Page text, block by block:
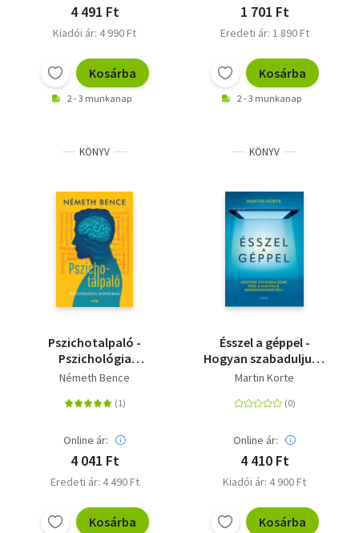
4 491 Ft
Kiadói ár: 4 990 Ft
Kosárba
2 - 3 munkanap
1 701 Ft
Eredeti ár: 1 890 Ft
Kosárba
2 - 3 munkanap
KÖNYV
Pszichotalpaló -
Pszichológia
dióhéjban
Németh Bence
Online ár:
4 041 Ft
Eredeti ár: 4 490 Ft
Kosárba
KÖNYV
Ésszel a géppel -
Hogyan szabaduljunk
meg a digitális
Martin Korte
Online ár:
4 410 Ft
Kiadói ár: 4 900 Ft
Kosárba